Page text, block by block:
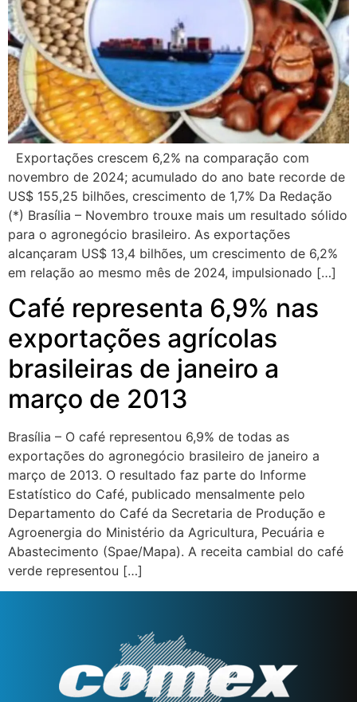
Exportações crescem 6,2% na comparação com
novembro de 2024; acumulado do ano bate recorde de
US$ 155,25 bilhões, crescimento de 1,7% Da Redação
(*) Brasília – Novembro trouxe mais um resultado sólido
para o agronegócio brasileiro. As exportações
alcançaram US$ 13,4 bilhões, um crescimento de 6,2%
em relação ao mesmo mês de 2024, impulsionado […]
Café representa 6,9% nas
exportações agrícolas
brasileiras de janeiro a
março de 2013
Brasília – O café representou 6,9% de todas as
exportações do agronegócio brasileiro de janeiro a
março de 2013. O resultado faz parte do Informe
Estatístico do Café, publicado mensalmente pelo
Departamento do Café da Secretaria de Produção e
Agroenergia do Ministério da Agricultura, Pecuária e
Abastecimento (Spae/Mapa). A receita cambial do café
verde representou […]